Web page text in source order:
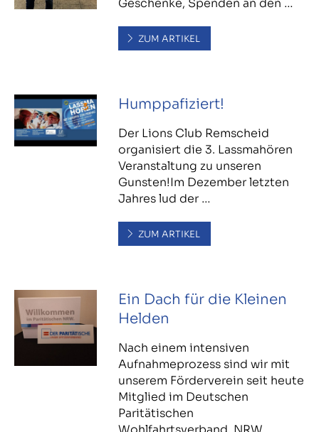
Geschenke, Spenden an den …
ZUM ARTIKEL
Humppafiziert!
Der Lions Club Remscheid
organisiert die 3. Lassmahören
Veranstaltung zu unseren
Gunsten!Im Dezember letzten
Jahres lud der …
ZUM ARTIKEL
Ein Dach für die Kleinen
Helden
Nach einem intensiven
Aufnahmeprozess sind wir mit
unserem Förderverein seit heute
Mitglied im Deutschen
Paritätischen